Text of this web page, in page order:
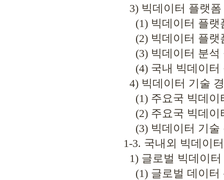
3) 빅데이터 플랫폼
(1) 빅데이터 플랫
(2) 빅데이터 플랫
(3) 빅데이터 분석
(4) 국내 빅데이터
4) 빅데이터 기술
(1) 주요국 빅데이
(2) 주요국 빅데이
(3) 빅데이터 기술
1-3. 국내외 빅데이
1) 글로벌 빅데이터
(1) 글로벌 데이터